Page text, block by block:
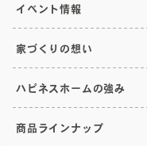
イベント情報
家づくりの想い
ハピネスホームの強み
商品ラインナップ